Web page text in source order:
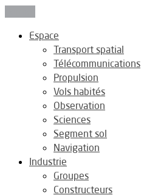
Espace
Transport spatial
Télécommunications
Propulsion
Vols habités
Observation
Sciences
Segment sol
Navigation
Industrie
Groupes
Constructeurs